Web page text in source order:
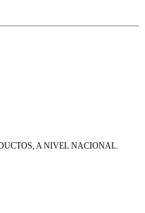
A NIVEL NACIONAL.